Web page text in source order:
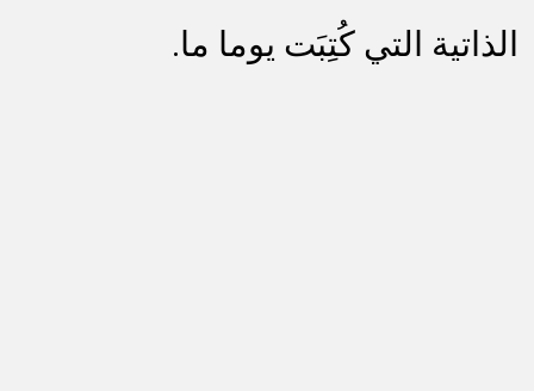
الذاتية التي كُتِبَت يوما ما.